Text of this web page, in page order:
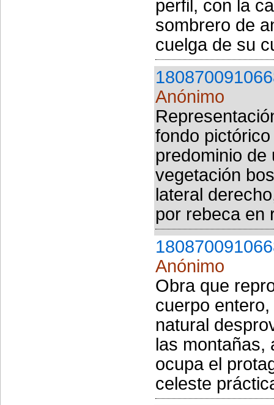
perfil, con la
sombrero de
cuelga de su
Anónimo
fondo
predominio de
vegetación
lateral
por rebeca en
Anónimo
Obra que
cuerpo
natural
las montañas,
ocupa el
celeste